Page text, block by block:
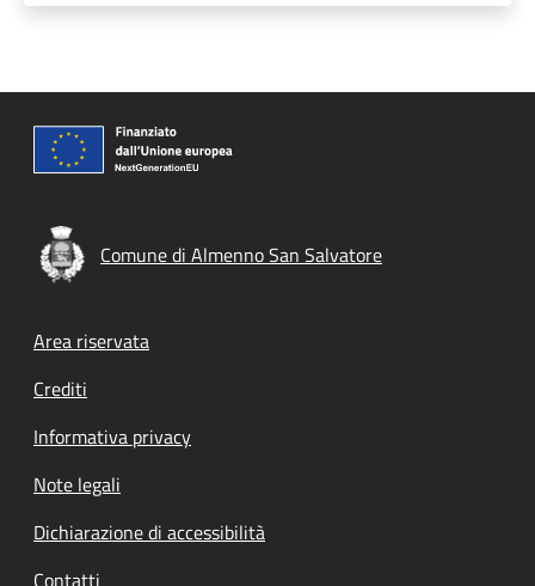
Comune di Almenno San Salvatore
Footer menu
Area riservata
Crediti
Informativa privacy
Note legali
Dichiarazione di accessibilità
Contatti